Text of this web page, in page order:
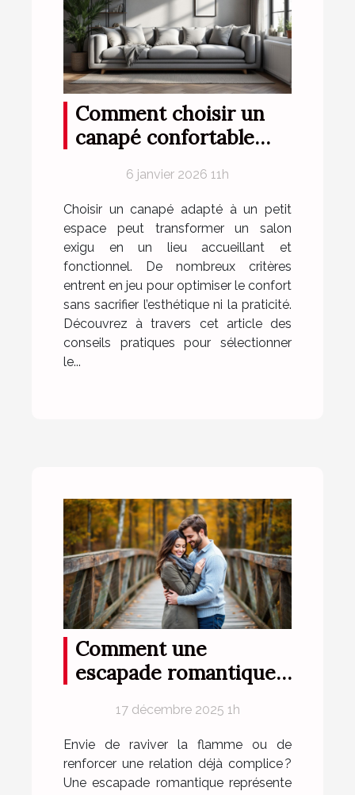
Comment choisir un
canapé confortable
6 janvier 2026 11h
Choisir un canapé adapté à un petit
espace peut transformer un salon
exigu en un lieu accueillant et
fonctionnel. De nombreux critères
entrent en jeu pour optimiser le confort
sans sacrifier l’esthétique ni la praticité.
Découvrez à travers cet article des
conseils pratiques pour sélectionner
le...
Comment une
escapade romantique
complicité?
17 décembre 2025 1h
Envie de raviver la flamme ou de
renforcer une relation déjà complice ?
Une escapade romantique représente